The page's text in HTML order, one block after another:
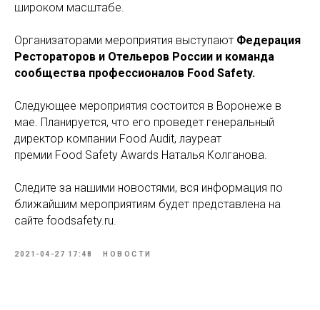
широком масштабе.
Организаторами мероприятия выступают Федерация
Рестораторов и Отельеров России и команда
сообщества профессионалов Food Safety.
Следующее мероприятия состоится в Воронеже в
мае. Планируется, что его проведет генеральный
директор компании Food Audit, лауреат
премии Food Safety Awards Наталья Колганова.
Следите за нашими новостями, вся информация по
ближайшим мероприятиям будет представлена на
сайте foodsafety.ru.
2021-04-27 17:48 НОВОСТИ